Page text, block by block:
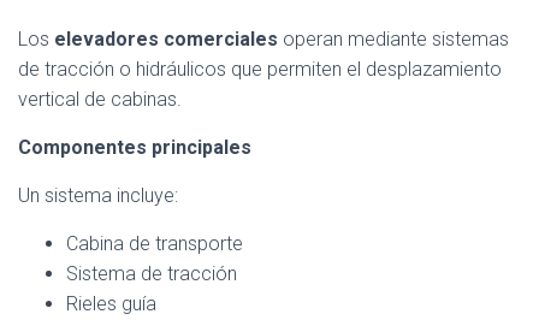
Los elevadores comerciales operan mediante sistemas
de tracción o hidráulicos que permiten el desplazamiento
vertical de cabinas.
Componentes principales
Un sistema incluye:
Cabina de transporte
Sistema de tracción
Rieles guía